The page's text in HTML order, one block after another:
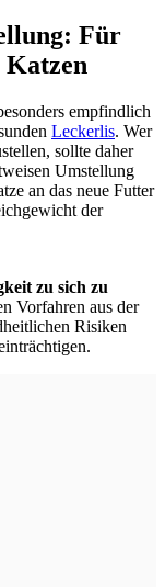
Für
Katzen
empfindlich
Leckerlis. Wer
sollte daher
Umstellung
an das neue Futter
der
zu sich zu
Vorfahren aus der
Risiken